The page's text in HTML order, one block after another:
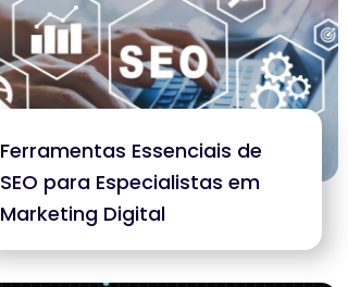
Ferramentas Essenciais de
SEO para Especialistas em
Marketing Digital